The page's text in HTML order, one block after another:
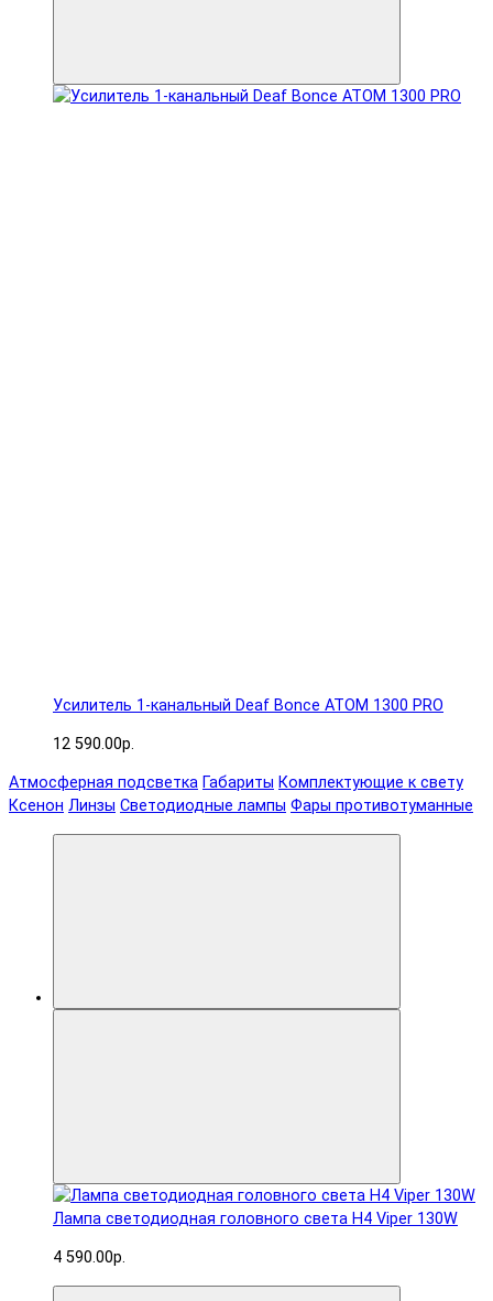
Усилитель 1-канальный Deaf Bonce ATOM 1300 PRO
12 590.00р.
Атмосферная подсветка Габариты Комплектующие к свету
Ксенон Линзы Светодиодные лампы Фары противотуманные
Лампа светодиодная головного света H4 Viper 130W
4 590.00р.